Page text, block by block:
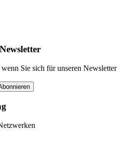
Sie sich für unseren Newsletter